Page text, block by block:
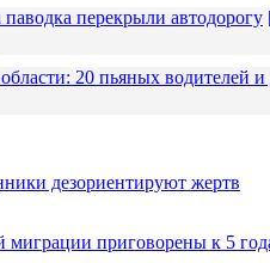
перекрыли автодорогу
20 пьяных водителей и
дезориентируют жертв
миграции приговорены к 5